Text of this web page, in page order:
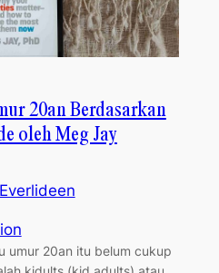
20an Berdasarkan
oleh Meg Jay
Everlideen
umur 20an itu belum cukup